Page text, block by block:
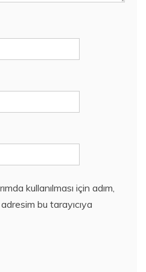
kullanılması için adım,
bu tarayıcıya